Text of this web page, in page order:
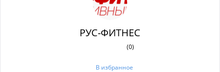
РУС-ФИТНЕС
(0)
В избранное